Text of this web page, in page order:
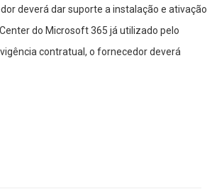
deverá dar suporte a instalação e ativação
do Microsoft 365 já utilizado pelo
contratual, o fornecedor deverá